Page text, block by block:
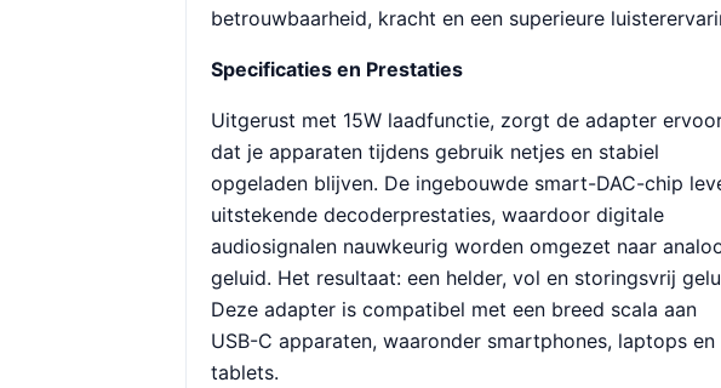
betrouwbaarheid, kracht en een superieure
Specificaties en Prestaties
Uitgerust met 15W laadfunctie, zorgt de adapter
dat je apparaten tijdens gebruik netjes en stabiel
opgeladen blijven. De ingebouwde smart-DAC-chip
uitstekende decoderprestaties, waardoor digitale
audiosignalen nauwkeurig worden omgezet naar
geluid. Het resultaat: een helder, vol en storingsvrij
Deze adapter is compatibel met een breed scala aan
USB-C apparaten, waaronder smartphones, laptops en
tablets.